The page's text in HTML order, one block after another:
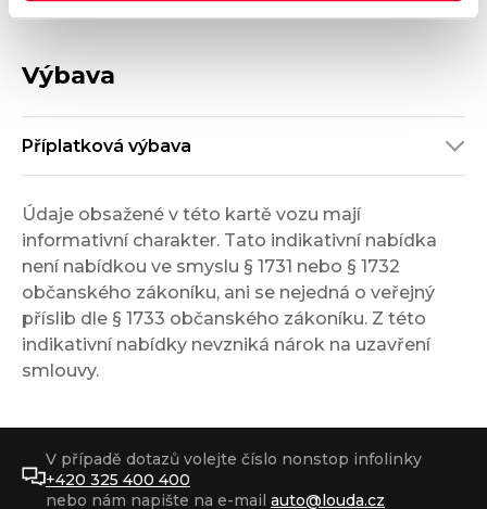
Výbava
Příplatková výbava
Údaje obsažené v této kartě vozu mají
informativní charakter. Tato indikativní nabídka
není nabídkou ve smyslu § 1731 nebo § 1732
občanského zákoníku, ani se nejedná o veřejný
příslib dle § 1733 občanského zákoníku. Z této
indikativní nabídky nevzniká nárok na uzavření
smlouvy.
V případě dotazů volejte číslo nonstop infolinky
+420 325 400 400
nebo nám napište na e-mail auto@louda.cz